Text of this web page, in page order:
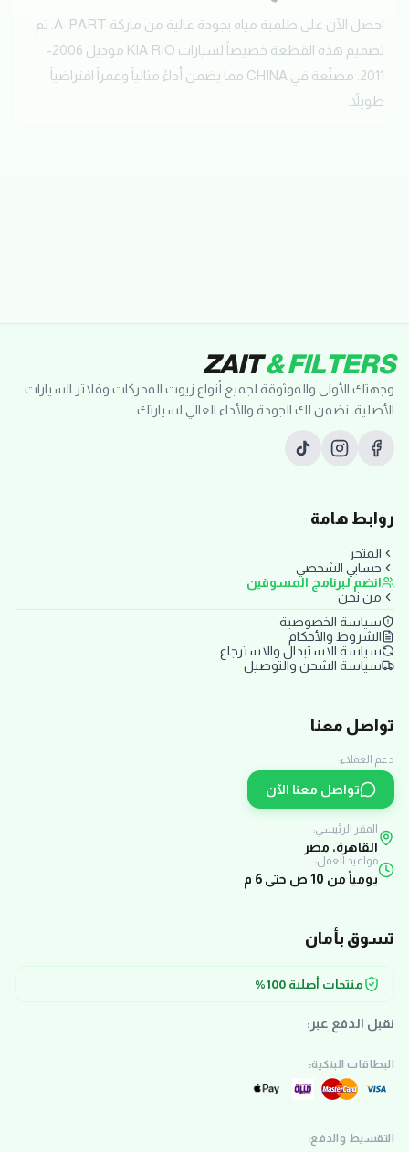
احصل الآن على طلمبة مياه بجودة عالية من ماركة A-PART. تم
تصميم هذه القطعة خصيصاً لسيارات KIA RIO موديل 2006-
2011. مصنّعة في CHINA مما يضمن أداءً مثالياً وعمراً افتراضياً
طويلاً.
ZAIT& FILTERS
وجهتك الأولى والموثوقة لجميع أنواع زيوت المحركات وفلاتر السيارات
الأصلية. نضمن لك الجودة والأداء العالي لسيارتك.
روابط هامة
المتجر
حسابي الشخصي
انضم لبرنامج المسوقين
من نحن
سياسة الخصوصية
الشروط والأحكام
سياسة الاستبدال والاسترجاع
سياسة الشحن والتوصيل
تواصل معنا
دعم العملاء:
تواصل معنا الآن
المقر الرئيسي:
القاهرة، مصر
مواعيد العمل:
يومياً من 10 ص حتى 6 م
تسوق بأمان
منتجات أصلية 100%
نقبل الدفع عبر:
البطاقات البنكية:
التقسيط والدفع: